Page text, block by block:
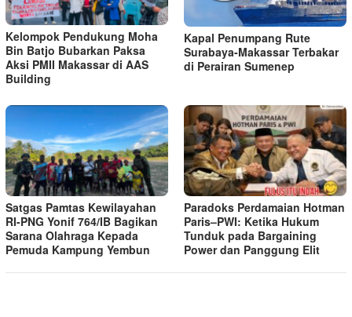
Kelompok Pendukung Moha
Bin Batjo Bubarkan Paksa
Aksi PMII Makassar di AAS
Building
Kapal Penumpang Rute
Surabaya-Makassar Terbakar
di Perairan Sumenep
Satgas Pamtas Kewilayahan
RI-PNG Yonif 764/IB Bagikan
Sarana Olahraga Kepada
Pemuda Kampung Yembun
Paradoks Perdamaian Hotman
Paris–PWI: Ketika Hukum
Tunduk pada Bargaining
Power dan Panggung Elit